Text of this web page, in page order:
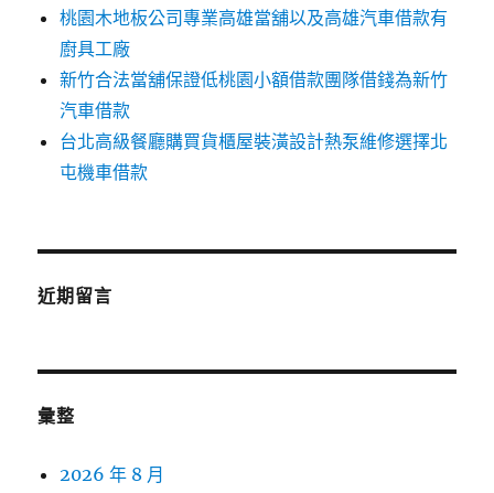
桃園木地板公司專業高雄當舖以及高雄汽車借款有
廚具工廠
新竹合法當舖保證低桃園小額借款團隊借錢為新竹
汽車借款
台北高級餐廳購買貨櫃屋裝潢設計熱泵維修選擇北
屯機車借款
近期留言
彙整
2026 年 8 月